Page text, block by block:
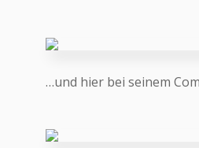
…und hier bei seinem